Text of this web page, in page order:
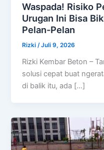
Waspada! Risiko
Urugan Ini Bisa
Pelan-Pelan
Rizki/Juli 9, 2026
Rizki Kembar Beton –
solusi cepat buat
di balik itu, ada […]